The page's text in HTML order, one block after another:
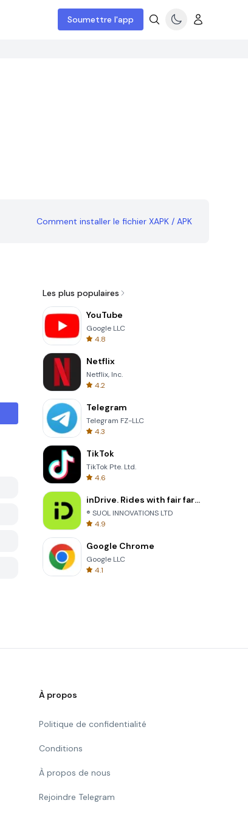
Soumettre l'app
Comment installer le fichier XAPK / APK
Les plus populaires
YouTube
Google LLC
4.8
Netflix
Netflix, Inc.
4.2
Telegram
Telegram FZ-LLC
4.3
TikTok
TikTok Pte. Ltd.
4.6
inDrive. Rides with fair fares
® SUOL INNOVATIONS LTD
4.9
Google Chrome
Google LLC
4.1
À propos
Politique de confidentialité
Conditions
À propos de nous
Rejoindre Telegram